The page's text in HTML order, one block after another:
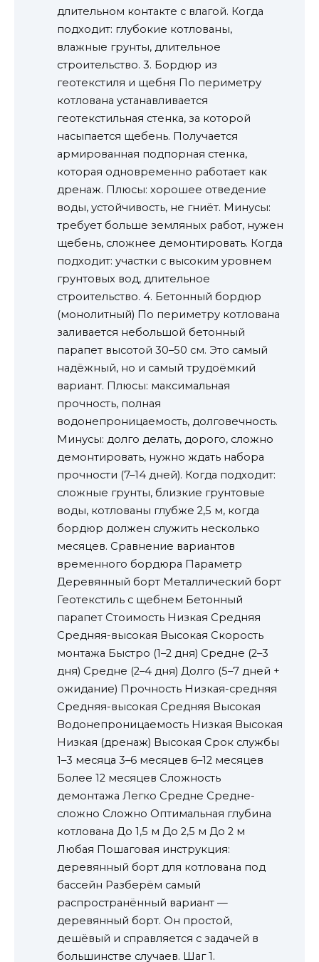
длительном контакте с влагой. Когда
подходит: глубокие котлованы,
влажные грунты, длительное
строительство. 3. Бордюр из
геотекстиля и щебня По периметру
котлована устанавливается
геотекстильная стенка, за которой
насыпается щебень. Получается
армированная подпорная стенка,
которая одновременно работает как
дренаж. Плюсы: хорошее отведение
воды, устойчивость, не гниёт. Минусы:
требует больше земляных работ, нужен
щебень, сложнее демонтировать. Когда
подходит: участки с высоким уровнем
грунтовых вод, длительное
строительство. 4. Бетонный бордюр
(монолитный) По периметру котлована
заливается небольшой бетонный
парапет высотой 30–50 см. Это самый
надёжный, но и самый трудоёмкий
вариант. Плюсы: максимальная
прочность, полная
водонепроницаемость, долговечность.
Минусы: долго делать, дорого, сложно
демонтировать, нужно ждать набора
прочности (7–14 дней). Когда подходит:
сложные грунты, близкие грунтовые
воды, котлованы глубже 2,5 м, когда
бордюр должен служить несколько
месяцев. Сравнение вариантов
временного бордюра Параметр
Деревянный борт Металлический борт
Геотекстиль с щебнем Бетонный
парапет Стоимость Низкая Средняя
Средняя-высокая Высокая Скорость
монтажа Быстро (1–2 дня) Средне (2–3
дня) Средне (2–4 дня) Долго (5–7 дней +
ожидание) Прочность Низкая-средняя
Средняя-высокая Средняя Высокая
Водонепроницаемость Низкая Высокая
Низкая (дренаж) Высокая Срок службы
1–3 месяца 3–6 месяцев 6–12 месяцев
Более 12 месяцев Сложность
демонтажа Легко Средне Средне-
сложно Сложно Оптимальная глубина
котлована До 1,5 м До 2,5 м До 2 м
Любая Пошаговая инструкция:
деревянный борт для котлована под
бассейн Разберём самый
распространённый вариант —
деревянный борт. Он простой,
дешёвый и справляется с задачей в
большинстве случаев. Шаг 1.